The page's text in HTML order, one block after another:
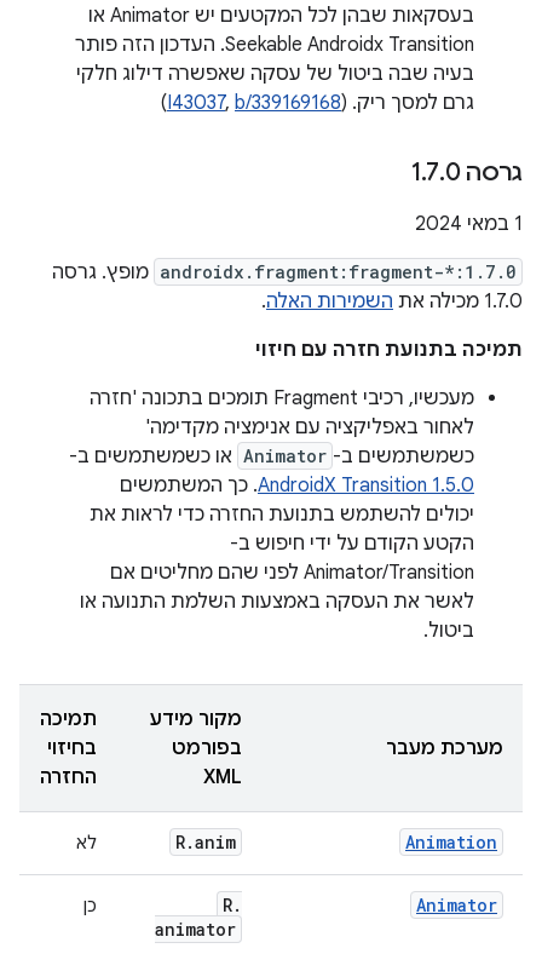
בעסקאות שבהן לכל המקטעים יש Animator או
Seekable Androidx Transition. העדכון הזה פותר
בעיה שבה ביטול של עסקה שאפשרה דילוג חלקי
גרם למסך ריק. (
I43037, b/339169168
)
גרסה 1 .7.0
‫1 במאי 2024
androidx.fragment:fragment-*:1.7.0 מופץ. גרסה
1.7.0 מכילה את
השמירות האלה.
תמיכה בתנועת חזרה עם חיזוי
מעכשיו, רכיבי Fragment תומכים בתכונה 'חזרה
לאחור באפליקציה עם אנימציה מקדימה'
כשמשתמשים ב- Animator או כשמשתמשים ב-
AndroidX Transition 1.5.0. כך המשתמשים
יכולים להשתמש בתנועת החזרה כדי לראות את
הקטע הקודם על ידי חיפוש ב-
Animator/Transition לפני שהם מחליטים אם
לאשר את העסקה באמצעות השלמת התנועה או
ביטול.
מערכת מעבר
מקור מידע
בפורמט
XML
תמיכה
בחיזוי
החזרה
Animation
R.anim לא
Animator
R.
animator
כן